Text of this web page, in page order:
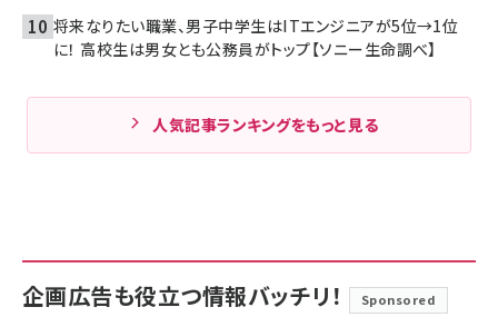
将来なりたい職業、男子中学生はITエンジニアが5位→1位
に！ 高校生は男女とも公務員がトップ【ソニー生命調べ】
人気記事ランキングをもっと見る
企画広告も役立つ情報バッチリ！ Sponsored